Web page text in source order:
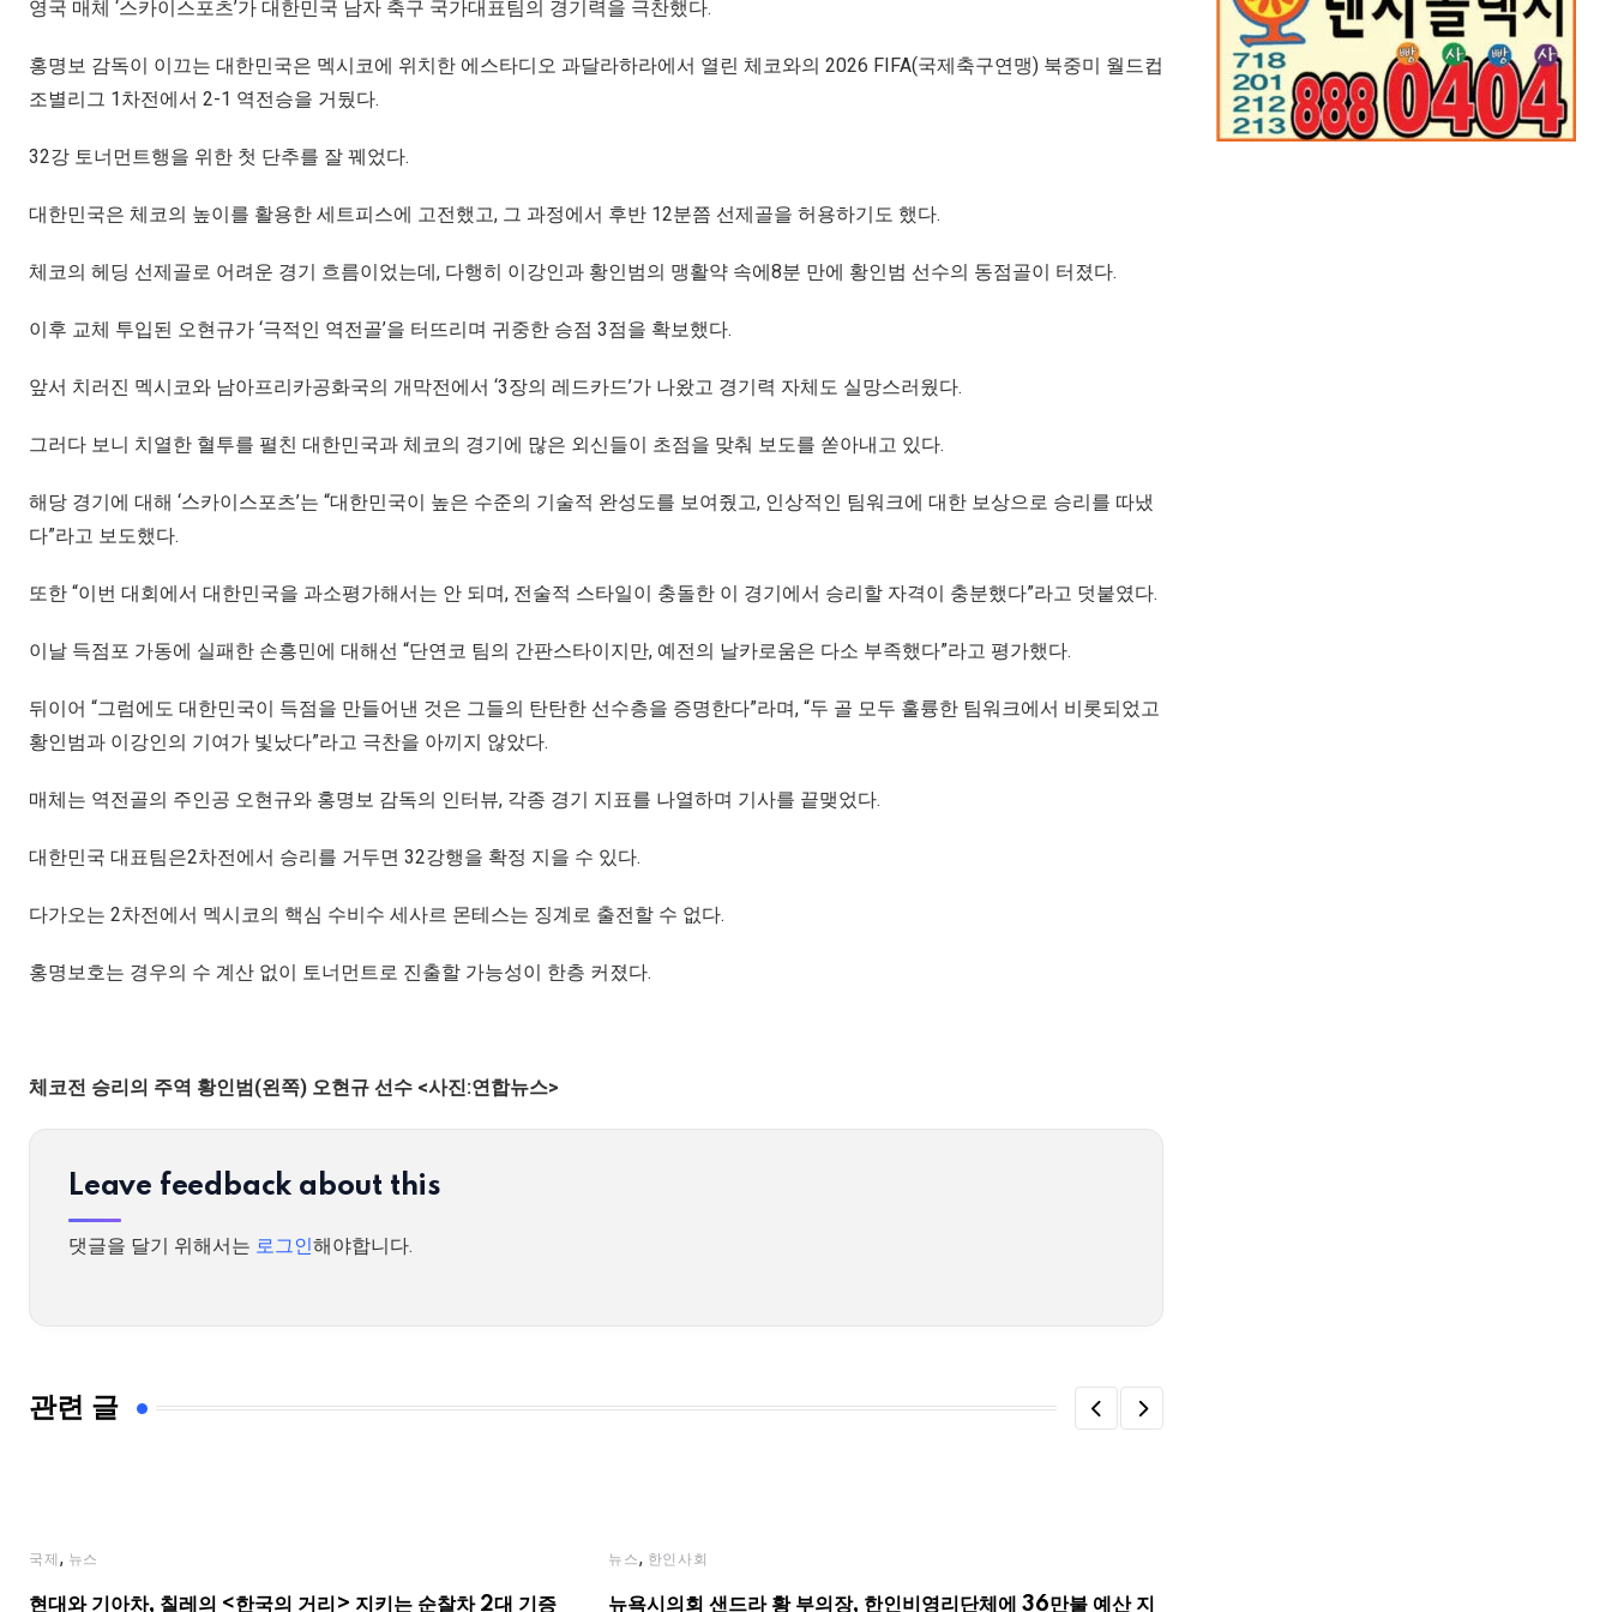
영국 매체 ‘스카이스포츠’가 대한민국 남자 축구 국가대표팀의 경기력을 극찬했다.
홍명보 감독이 이끄는 대한민국은 멕시코에 위치한 에스타디오 과달라하라에서 열린 체코와의 2026 FIFA(국제축구연맹) 북중미 월드컵
조별리그 1차전에서 2-1 역전승을 거뒀다.
32강 토너먼트행을 위한 첫 단추를 잘 꿰었다.
대한민국은 체코의 높이를 활용한 세트피스에 고전했고, 그 과정에서 후반 12분쯤 선제골을 허용하기도 했다.
체코의 헤딩 선제골로 어려운 경기 흐름이었는데, 다행히 이강인과 황인범의 맹활약 속에8분 만에 황인범 선수의 동점골이 터졌다.
이후 교체 투입된 오현규가 ‘극적인 역전골’을 터뜨리며 귀중한 승점 3점을 확보했다.
앞서 치러진 멕시코와 남아프리카공화국의 개막전에서 ‘3장의 레드카드’가 나왔고 경기력 자체도 실망스러웠다.
그러다 보니 치열한 혈투를 펼친 대한민국과 체코의 경기에 많은 외신들이 초점을 맞춰 보도를 쏟아내고 있다.
해당 경기에 대해 ‘스카이스포츠’는 “대한민국이 높은 수준의 기술적 완성도를 보여줬고, 인상적인 팀워크에 대한 보상으로 승리를 따냈
다”라고 보도했다.
또한 “이번 대회에서 대한민국을 과소평가해서는 안 되며, 전술적 스타일이 충돌한 이 경기에서 승리할 자격이 충분했다”라고 덧붙였다.
이날 득점포 가동에 실패한 손흥민에 대해선 “단연코 팀의 간판스타이지만, 예전의 날카로움은 다소 부족했다”라고 평가했다.
뒤이어 “그럼에도 대한민국이 득점을 만들어낸 것은 그들의 탄탄한 선수층을 증명한다”라며, “두 골 모두 훌륭한 팀워크에서 비롯되었고
황인범과 이강인의 기여가 빛났다”라고 극찬을 아끼지 않았다.
매체는 역전골의 주인공 오현규와 홍명보 감독의 인터뷰, 각종 경기 지표를 나열하며 기사를 끝맺었다.
대한민국 대표팀은2차전에서 승리를 거두면 32강행을 확정 지을 수 있다.
다가오는 2차전에서 멕시코의 핵심 수비수 세사르 몬테스는 징계로 출전할 수 없다.
홍명보호는 경우의 수 계산 없이 토너먼트로 진출할 가능성이 한층 커졌다.
체코전 승리의 주역 황인범(왼쪽) 오현규 선수 <사진:연합뉴스>
Leave feedback about this
댓글을 달기 위해서는 로그인해야합니다.
관련 글
국제 , 뉴스
현대와 기아차, 칠레의 <한국의 거리> 지키는 순찰차 2대 기증
뉴스, 한인사회
뉴욕시의회 샌드라 황 부의장, 한인비영리단체에 36만불 예산 지